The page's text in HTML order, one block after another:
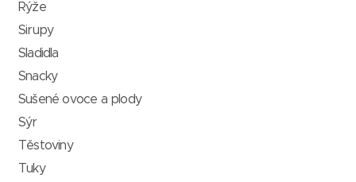
Rýže
Sirupy
Sladidla
Snacky
Sušené ovoce a plody
Sýr
Těstoviny
Tuky